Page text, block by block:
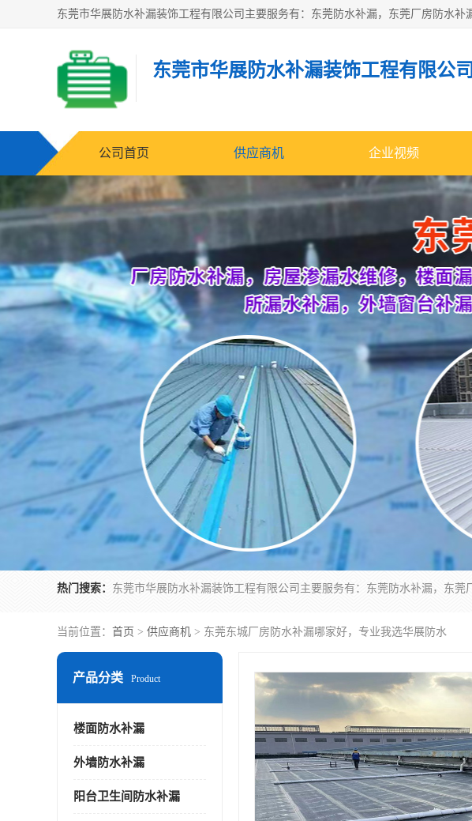
东莞市华展防水补漏装饰工程有限公司
公司首页 供应商机 企业视频
热门搜索：
当前位置： 首页 > 供应商机 > 东莞东城厂房防水补漏哪家好，专业我选华展防水
产品分类 Product
楼面防水补漏
外墙防水补漏
阳台卫生间防水补漏